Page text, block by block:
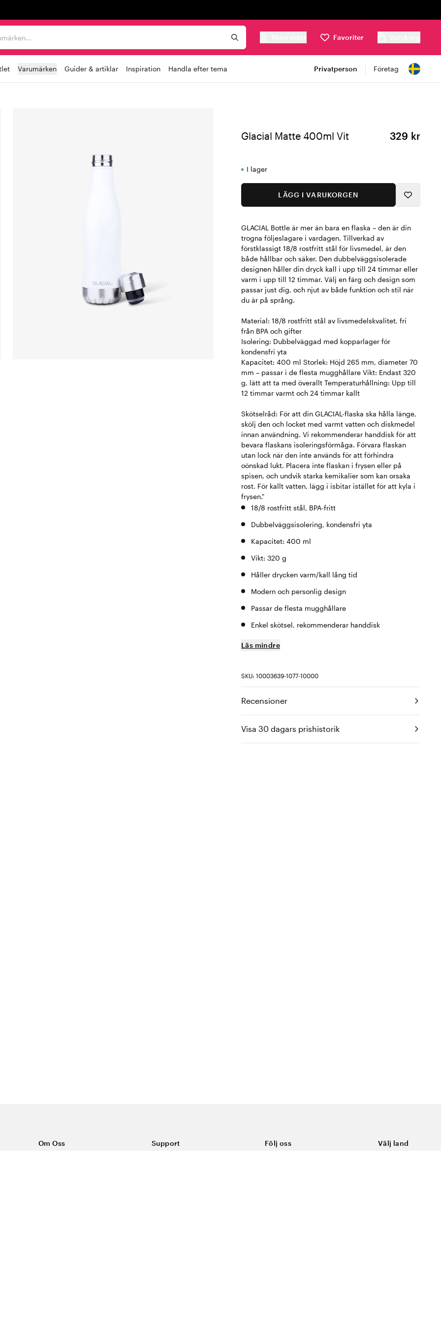
Favoriter
Varumärken Guider & artiklar Inspiration Handla efter tema Privatperson Företag
Glacial Matte 400ml Vit 329 kr
I lager
LÄGG I VARUKORGEN
GLACIAL Bottle är mer än bara en flaska – den är din
trogna följeslagare i vardagen. Tillverkad av
förstklassigt 18/8 rostfritt stål för livsmedel, är den
både hållbar och säker. Den dubbelväggsisolerade
designen håller din dryck kall i upp till 24 timmar eller
varm i upp till 12 timmar. Välj en färg och design som
passar just dig, och njut av både funktion och stil när
du är på språng.
Material: 18/8 rostfritt stål av livsmedelskvalitet, fri
från BPA och gifter
Isolering: Dubbelväggad med kopparlager för
kondensfri yta
Kapacitet: 400 ml Storlek: Höjd 265 mm, diameter 70
mm – passar i de flesta mugghållare Vikt: Endast 320
g, lätt att ta med överallt Temperaturhållning: Upp till
12 timmar varmt och 24 timmar kallt
Skötselråd: För att din GLACIAL-flaska ska hålla länge,
skölj den och locket med varmt vatten och diskmedel
innan användning. Vi rekommenderar handdisk för att
bevara flaskans isoleringsförmåga. Förvara flaskan
utan lock när den inte används för att förhindra
oönskad lukt. Placera inte flaskan i frysen eller på
spisen, och undvik starka kemikalier som kan orsaka
rost. För kallt vatten, lägg i isbitar istället för att kyla i
frysen."
18/8 rostfritt stål, BPA-fritt
Dubbelväggsisolering, kondensfri yta
Kapacitet: 400 ml
Vikt: 320 g
Håller drycken varm/kall lång tid
Modern och personlig design
Passar de flesta mugghållare
Enkel skötsel, rekommenderar handdisk
Läs mindre
SKU: 10003639-1077-10000
Recensioner
Visa 30 dagars prishistorik
Om Oss Support Följ oss Välj land